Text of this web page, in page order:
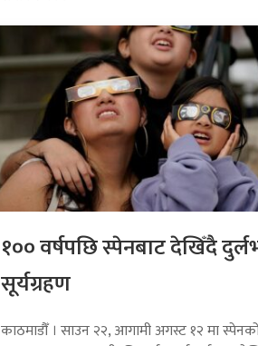
१०० वर्षपछि स्पेनबाट देखिँदै
सूर्यग्रहण
काठमाडौँ । साउन २२, आगामी अगस्ट १२ मा